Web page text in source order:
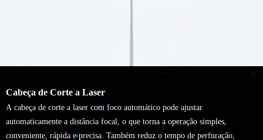
Cabeça de Corte a Laser
A cabeça de corte a laser com foco automático pode ajustar
automaticamente a distância focal, o que torna a operação simples,
conveniente, rápida e precisa. Também reduz o tempo de perfuração,